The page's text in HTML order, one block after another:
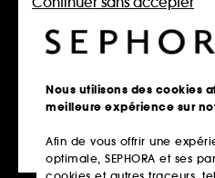
MIU MIU
Fleur de Lait
Eau de parfum fruitée, florale et ambrée pour femme
Nous utilisons des cookies
meilleure expérience sur
Afin de vous offrir une
optimale, SEPHORA et ses
cookies et autres traceurs,